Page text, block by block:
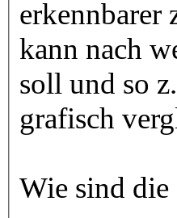
erkennbarer
kann nach
soll und so
grafisch
Wie sind die